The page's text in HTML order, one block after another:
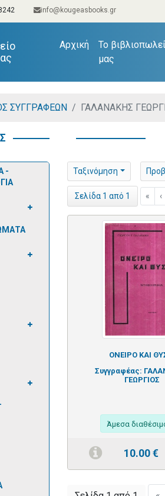
info@kougeasbooks.gr
Αρχική(current)
Το
μας
ΣΥΓΓΡΑΦΕΩΝ ΓΑΛΑΝΑΚΗΣ
-
Ταξινόμηση
Σελίδα 1 από 1 « ‹
ΟΝΕΙΡΟ ΚΑΙ
Συγγραφέας:
ΓΕΩΡΓΙΟΣ
Άμεσα
10.00€